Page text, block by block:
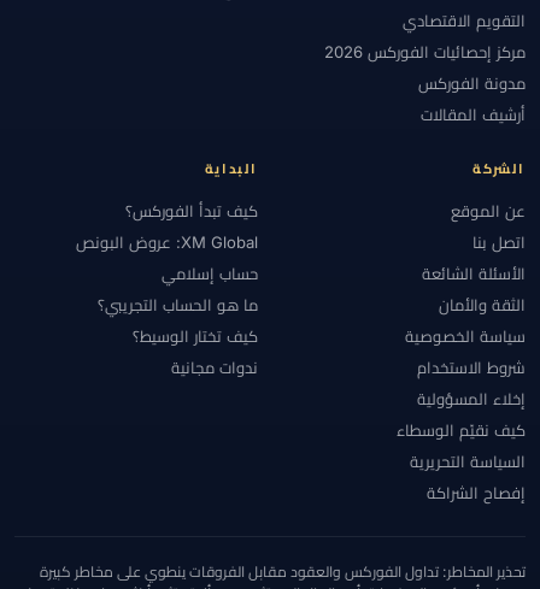
التقويم الاقتصادي
مركز إحصائيات الفوركس 2026
مدونة الفوركس
أرشيف المقالات
الشركة
عن الموقع
اتصل بنا
الأسئلة الشائعة
الثقة والأمان
سياسة الخصوصية
شروط الاستخدام
إخلاء المسؤولية
كيف نقيّم الوسطاء
السياسة التحريرية
إفصاح الشراكة
البداية
كيف تبدأ الفوركس؟
XM Global: عروض البونص
حساب إسلامي
ما هو الحساب التجريبي؟
كيف تختار الوسيط؟
ندوات مجانية
تحذير المخاطر: تداول الفوركس والعقود مقابل الفروقات ينطوي على مخاطر كبيرة